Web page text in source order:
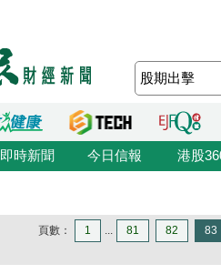
即時新聞 今日信報 港股
頁數： 1 ... 81 82 83